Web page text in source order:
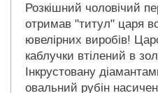
Розкішний чоловічий
отримав "титул" царя
ювелірних виробів!
каблучки втілений в
Інкрустовану
овальний рубін